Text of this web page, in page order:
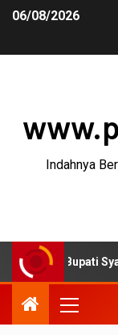
06/08/2026
Indahnya
Syakur Cek